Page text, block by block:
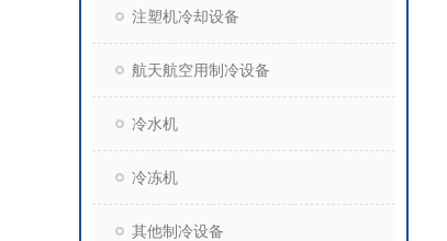
注塑机冷却设备
航天航空用制冷设备
冷水机
冷冻机
其他制冷设备